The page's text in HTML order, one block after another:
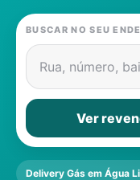
Gás
Contatos
BUSCAR NO SEU
Rua, número,
Ver
Delivery Gás em Água